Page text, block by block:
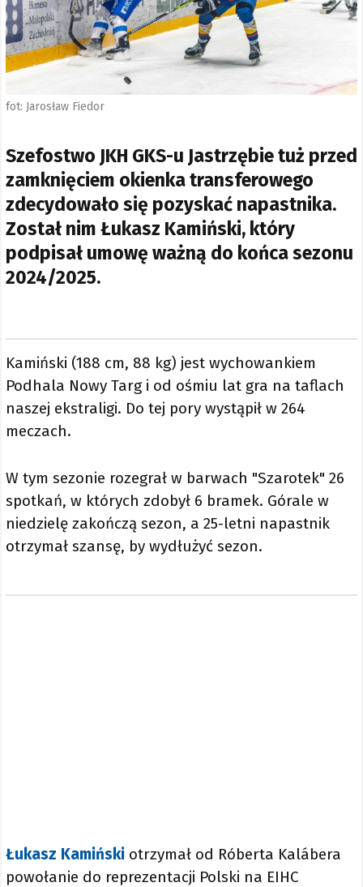
fot: Jarosław Fiedor
Szefostwo JKH GKS-u Jastrzębie tuż przed
zamknięciem okienka transferowego
zdecydowało się pozyskać napastnika.
Został nim Łukasz Kamiński, który
podpisał umowę ważną do końca sezonu
2024/2025.
Kamiński (188 cm, 88 kg) jest wychowankiem
Podhala Nowy Targ i od ośmiu lat gra na taflach
naszej ekstraligi. Do tej pory wystąpił w 264
meczach.
W tym sezonie rozegrał w barwach "Szarotek" 26
spotkań, w których zdobył 6 bramek. Górale w
niedzielę zakończą sezon, a 25-letni napastnik
otrzymał szansę, by wydłużyć sezon.
Łukasz Kamiński otrzymał od Róberta Kalábera
powołanie do reprezentacji Polski na EIHC